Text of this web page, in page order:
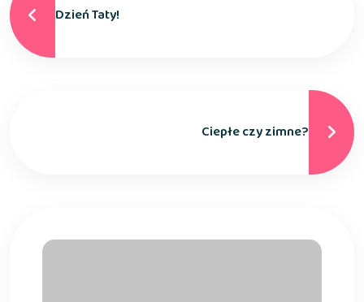
Dzień Taty!
Ciepłe czy zimne?